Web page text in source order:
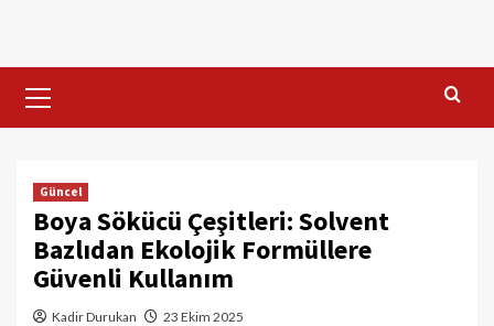
content
Menu
Güncel
Boya Sökücü Çeşitleri: Solvent
Bazlıdan Ekolojik Formüllere
Güvenli Kullanım
Kadir Durukan 23 Ekim 2025